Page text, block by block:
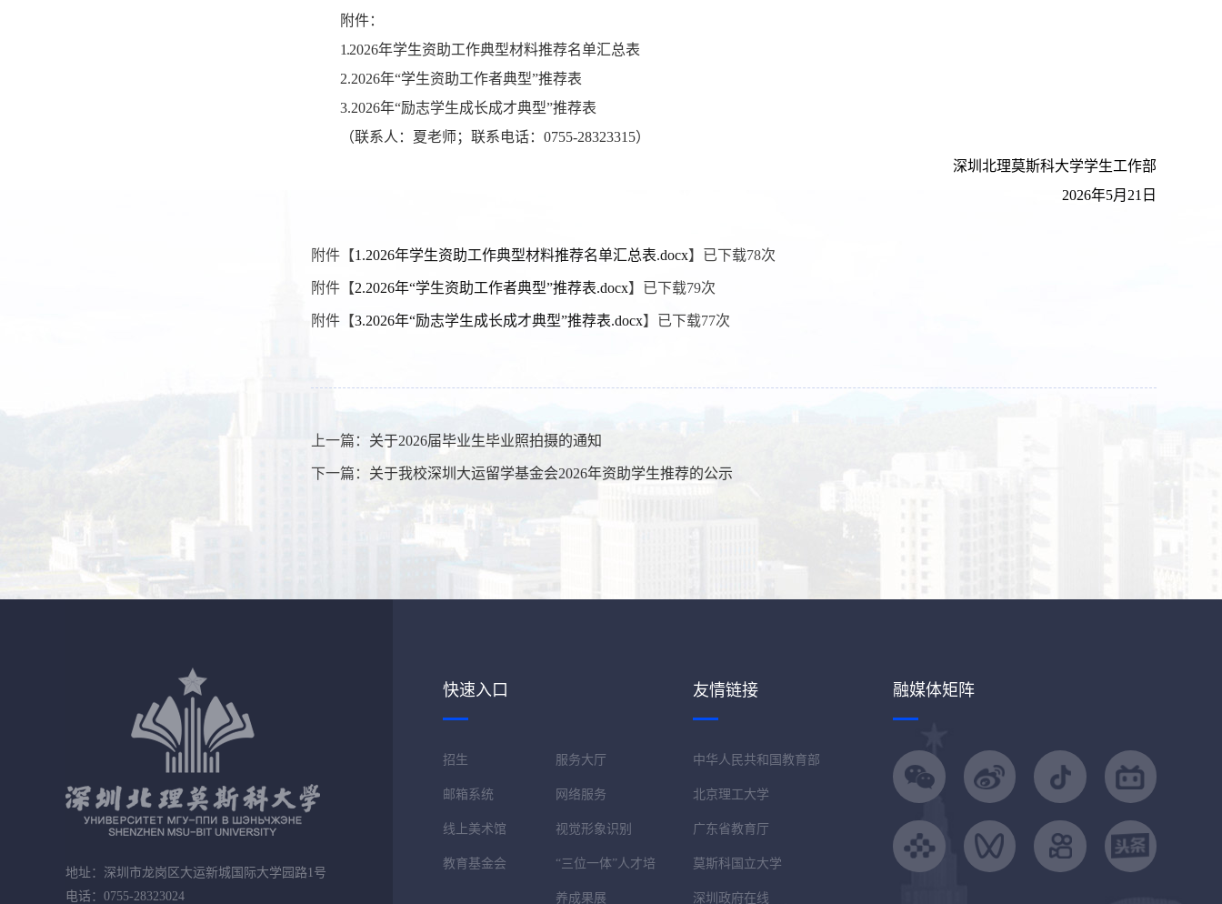
附件：
1.2026年学生资助工作典型材料推荐名单汇总表
2.2026年“学生资助工作者典型”推荐表
3.2026年“励志学生成长成才典型”推荐表
（联系人：夏老师；联系电话： 0755-28323315）
深圳北理莫斯科大学学生工作部
2026年5月 21 日
附件【1.2026年学生资助工作典型材料推荐名单汇总表.docx】已下载78次
附件【2.2026年“学生资助工作者典型”推荐表.docx】已下载79次
附件【3.2026年“励志学生成长成才典型”推荐表.docx】已下载77次
上一篇： 关于2026届毕业生毕业照拍摄的通知
下一篇： 关于我校深圳大运留学基金会2026年资助学生推荐的公示
地址：深圳市龙岗区大运新城国际大学园路1号
电话：0755-28323024
快速入口
招生 服务大厅
邮箱系统 网络服务
线上美术馆 视觉形象识别
教育基金会 “三位一体”人才培
养成果展
友情链接
中华人民共和国教育部
北京理工大学
广东省教育厅
莫斯科国立大学
深圳政府在线
融媒体矩阵